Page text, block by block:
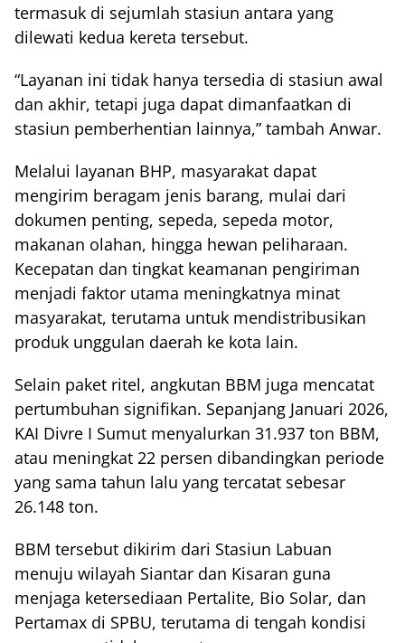
termasuk di sejumlah stasiun antara yang
dilewati kedua kereta tersebut.
“Layanan ini tidak hanya tersedia di stasiun awal
dan akhir, tetapi juga dapat dimanfaatkan di
stasiun pemberhentian lainnya,” tambah Anwar.
Melalui layanan BHP, masyarakat dapat
mengirim beragam jenis barang, mulai dari
dokumen penting, sepeda, sepeda motor,
makanan olahan, hingga hewan peliharaan.
Kecepatan dan tingkat keamanan pengiriman
menjadi faktor utama meningkatnya minat
masyarakat, terutama untuk mendistribusikan
produk unggulan daerah ke kota lain.
Selain paket ritel, angkutan BBM juga mencatat
pertumbuhan signifikan. Sepanjang Januari 2026,
KAI Divre I Sumut menyalurkan 31.937 ton BBM,
atau meningkat 22 persen dibandingkan periode
yang sama tahun lalu yang tercatat sebesar
26.148 ton.
BBM tersebut dikirim dari Stasiun Labuan
menuju wilayah Siantar dan Kisaran guna
menjaga ketersediaan Pertalite, Bio Solar, dan
Pertamax di SPBU, terutama di tengah kondisi